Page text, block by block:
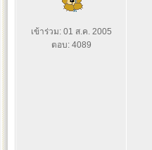
เข้าร่วม: 01 ส.ค. 2005
ตอบ: 4089